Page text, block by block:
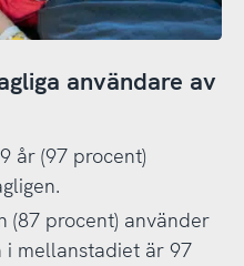
användare av
år (97 procent)
(87 procent) använder
i mellanstadiet är 97